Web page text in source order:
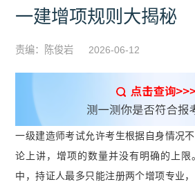
一建增项规则大揭秘
责编：陈俊岩 2026-06-12
一级建造师考试允许考生根据自身情况
论上讲，增项的数量并没有明确的上
中，持证人最多只能注册两个增项专业